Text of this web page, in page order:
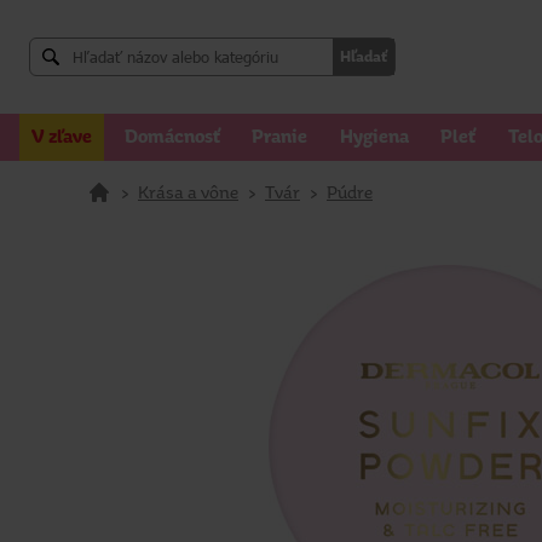
Hľadať
V zľave Domácnosť Pranie Hygiena Pleť Telo
> Krása a vône > Tvár > Púdre